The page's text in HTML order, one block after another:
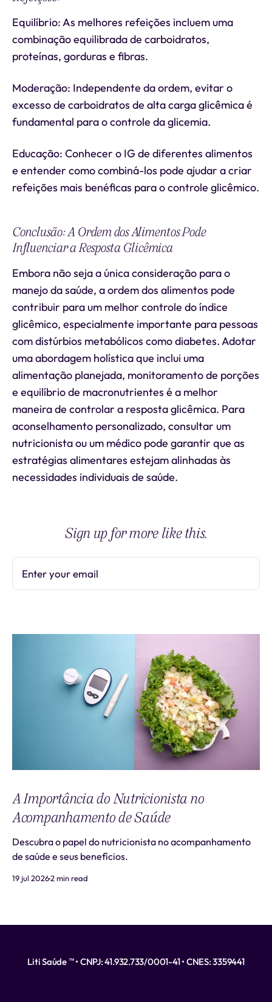
Equilíbrio: As melhores refeições incluem uma
combinação equilibrada de carboidratos,
proteínas, gorduras e fibras.
Moderação: Independente da ordem, evitar o
excesso de carboidratos de alta carga glicêmica é
fundamental para o controle da glicemia.
Educação: Conhecer o IG de diferentes alimentos
e entender como combiná-los pode ajudar a criar
refeições mais benéficas para o controle glicêmico.
Conclusão: A Ordem dos Alimentos Pode
Influenciar a Resposta Glicêmica
Embora não seja a única consideração para o
manejo da saúde, a ordem dos alimentos pode
contribuir para um melhor controle do índice
glicêmico, especialmente importante para pessoas
com distúrbios metabólicos como diabetes. Adotar
uma abordagem holística que inclui uma
alimentação planejada, monitoramento de porções
e equilíbrio de macronutrientes é a melhor
maneira de controlar a resposta glicêmica. Para
aconselhamento personalizado, consultar um
nutricionista ou um médico pode garantir que as
estratégias alimentares estejam alinhadas às
necessidades individuais de saúde.
Sign up for more like this.
Enter your email
A Importância do Nutricionista no
Acompanhamento de Saúde
Descubra o papel do nutricionista no acompanhamento
de saúde e seus benefícios.
19 jul 20262 min read
Liti Saúde ™ • CNPJ: 41.932.733/0001-41 • CNES: 3359441